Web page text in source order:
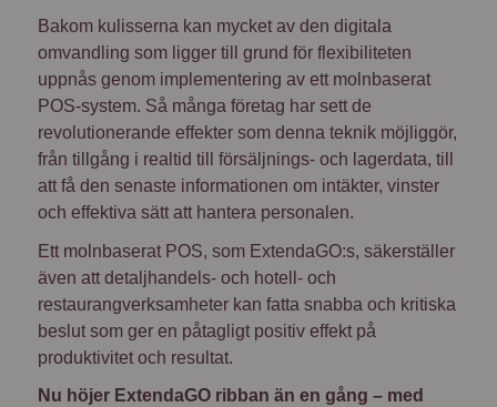
Bakom kulisserna kan mycket av den digitala
omvandling som ligger till grund för flexibiliteten
uppnås genom implementering av ett molnbaserat
POS-system. Så många företag har sett de
revolutionerande effekter som denna teknik möjliggör,
från tillgång i realtid till försäljnings- och lagerdata, till
att få den senaste informationen om intäkter, vinster
och effektiva sätt att hantera personalen.
Ett molnbaserat POS, som ExtendaGO:s, säkerställer
även att detaljhandels- och hotell- och
restaurangverksamheter kan fatta snabba och kritiska
beslut som ger en påtagligt positiv effekt på
produktivitet och resultat.
Nu höjer ExtendaGO ribban än en gång – med